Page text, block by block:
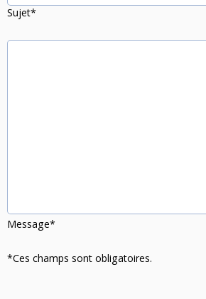
Sujet*
Message*
*Ces champs sont obligatoires.